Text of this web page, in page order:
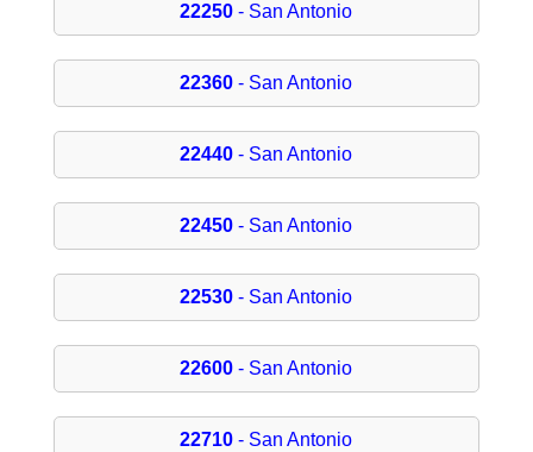
22250 - San Antonio
22360 - San Antonio
22440 - San Antonio
22450 - San Antonio
22530 - San Antonio
22600 - San Antonio
22710 - San Antonio